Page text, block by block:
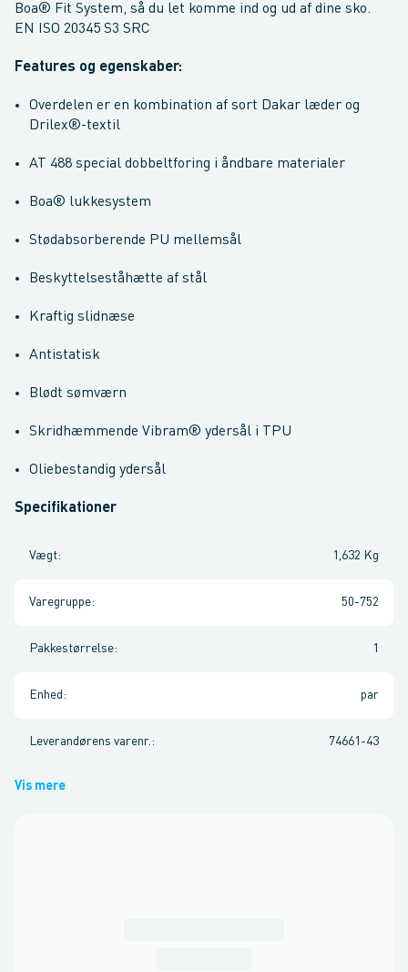
Boa® Fit System, så du let komme ind og ud af dine sko.
EN ISO 20345 S3 SRC
Features og egenskaber:
Overdelen er en kombination af sort Dakar læder og
Drilex®-textil
AT 488 special dobbeltforing i åndbare materialer
Boa® lukkesystem
Stødabsorberende PU mellemsål
Beskyttelseståhætte af stål
Kraftig slidnæse
Antistatisk
Blødt sømværn
Skridhæmmende Vibram® ydersål i TPU
Oliebestandig ydersål
Specifikationer
Vægt: 1,632 Kg
Varegruppe: 50-752
Pakkestørrelse: 1
Enhed : par
Leverandørens varenr. : 74661-43
Vis mere